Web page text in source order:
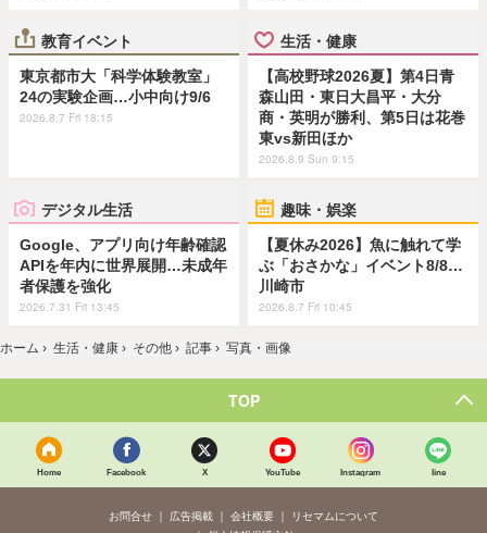
教育イベント
東京都市大「科学体験教室」
24の実験企画…小中向け9/6
2026.8.7 Fri 18:15
生活・健康
【高校野球2026夏】第4日青
森山田・東日大昌平・大分
商・英明が勝利、第5日は花巻
東vs新田ほか
2026.8.9 Sun 9:15
デジタル生活
Google、アプリ向け年齢確認
APIを年内に世界展開…未成年
者保護を強化
2026.7.31 Fri 13:45
趣味・娯楽
【夏休み2026】魚に触れて学
ぶ「おさかな」イベント8/8…
川崎市
2026.8.7 Fri 10:45
ホーム › 生活・健康 › その他 › 記事 › 写真・画像
TOP
Home Facebook X YouTube Instagram line
お問合せ 広告掲載 会社概要
リセマムについて